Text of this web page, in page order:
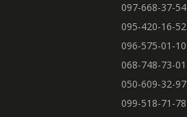
097-668-37-54
095-420-16-52
096-575-01-10
068-748-73-01
050-609-32-97
099-518-71-78